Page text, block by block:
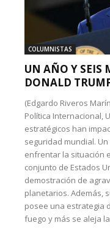
COLUMNISTAS
UN AÑO Y SEIS
DONALD
(Edgardo Riveros
Política Internacional,
estratégicos han
seguridad mundial.
enfrentar la situación
conjunto de Estados
demostración de
planetarios. Además,
posee una estrategia
fuego y más se aleja